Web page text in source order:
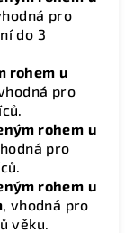
pro
do 3
rohem u
pro
rohem u
pro
rohem u
, vhodná pro
věku.